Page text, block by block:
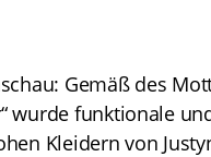
Gemäß des
wurde funktionale
Kleidern von